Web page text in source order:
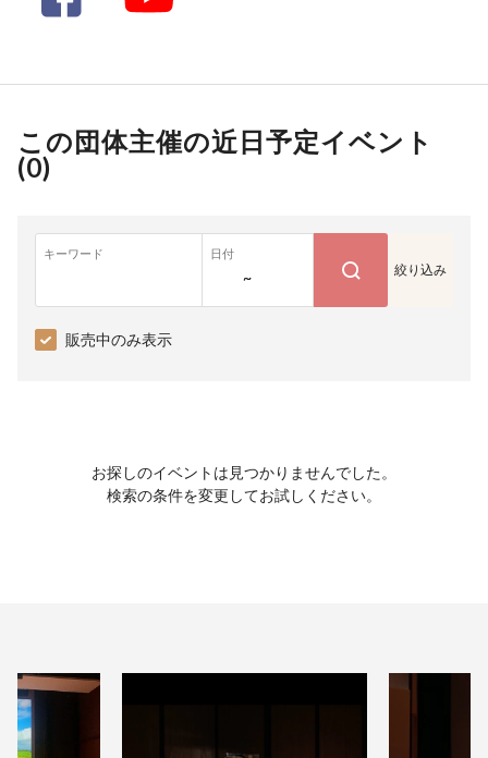
この団体主催の近日予定イベント
(0)
キーワード 日付
~ 絞り込み
販売中のみ表示
お探しのイベントは見つかりませんでした。
検索の条件を変更してお試しください。